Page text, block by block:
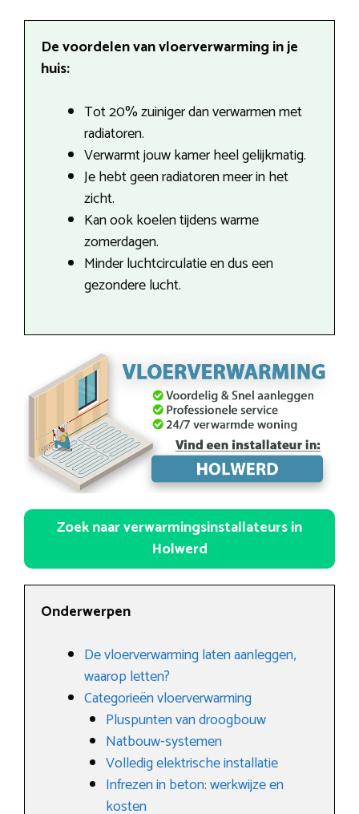
De voordelen van vloerverwarming in je
huis:
Tot 20% zuiniger dan verwarmen met
radiatoren.
Verwarmt jouw kamer heel gelijkmatig.
Je hebt geen radiatoren meer in het
zicht.
Kan ook koelen tijdens warme
zomerdagen.
Minder luchtcirculatie en dus een
gezondere lucht.
Zoek naar verwarmingsinstallateurs in
Holwerd
Onderwerpen
De vloerverwarming laten aanleggen,
waarop letten?
Categorieën vloerverwarming
Pluspunten van droogbouw
Natbouw-systemen
Volledig elektrische installatie
Infrezen in beton: werkwijze en
kosten